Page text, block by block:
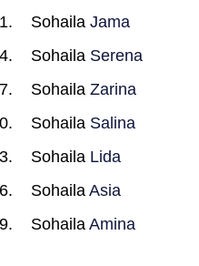
SohailaJama
Sohaila Serena
SohailaZarina
Sohaila Salina
Sohaila Lida
SohailaAsia
SohailaAmina